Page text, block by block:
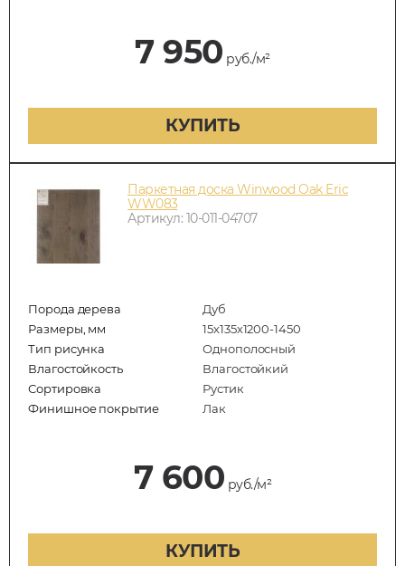
7 950 руб./м²
КУПИТЬ
Паркетная доска Winwood Oak Eric
WW083
Артикул: 10-011-04707
Порода дерева
Дуб
Размеры, мм
15х135х1200-1450
Тип рисунка
Однополосный
Влагостойкость
Влагостойкий
Сортировка
Рустик
Финишное покрытие
Лак
7 600 руб./м²
КУПИТЬ